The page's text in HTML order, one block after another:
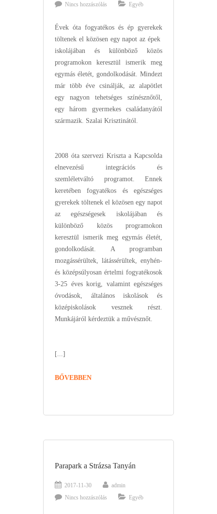
Nincs hozzászólás
Egyéb
Évek óta fogyatékos és ép gyerekek
töltenek el közösen egy napot az épek
iskolájában és különböző közös
programokon keresztül ismerik meg
egymás életét, gondolkodását. Mindezt
már több éve csinálják, az alapötlet
egy nagyon tehetséges színésznőtől,
egy három gyermekes családanyától
származik. Szalai Krisztinától.
2008 óta szervezi Kriszta a Kapcsolda
elnevezésű integrációs és
szemléletváltó programot. Ennek
keretében fogyatékos és egészséges
gyerekek töltenek el közösen egy napot
az egészségesek iskolájában és
különböző közös programokon
keresztül ismerik meg egymás életét,
gondolkodását. A programban
mozgássérültek, látássérültek, enyhén-
és középsúlyosan értelmi fogyatékosok
3-25 éves korig, valamint egészséges
óvodások, általános iskolások és
középiskolások vesznek részt.
Munkájáról kérdeztük a művésznőt.
[...]
BŐVEBBEN
Parapark a Strázsa Tanyán
2017-11-30
admin
Nincs hozzászólás
Egyéb